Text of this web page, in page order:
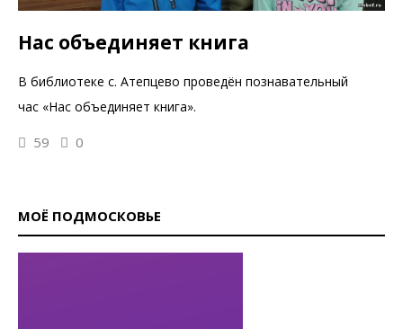
Нас объединяет книга
В библиотеке с. Атепцево проведён познавательный
час «Нас объединяет книга».
59 0
МОЁ ПОДМОСКОВЬЕ